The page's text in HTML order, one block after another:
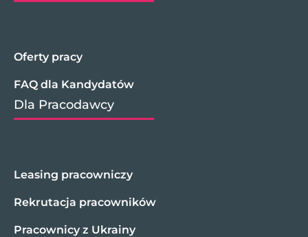
Oferty pracy
FAQ dla Kandydatów
Dla Pracodawcy
Leasing pracowniczy
Rekrutacja pracowników
Pracownicy z Ukrainy